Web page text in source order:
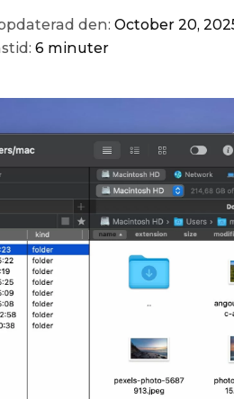
den: October 20,
6 minuter